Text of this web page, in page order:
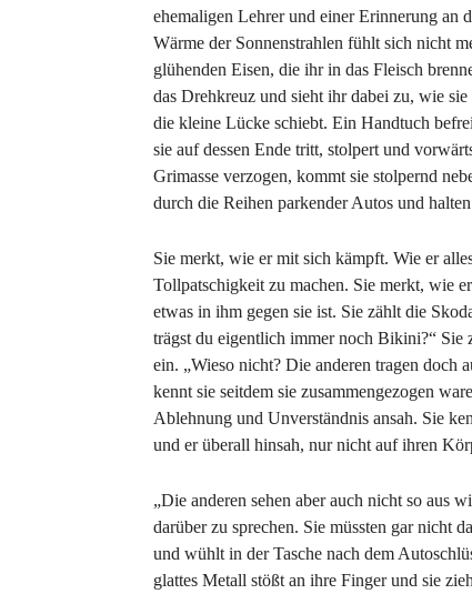
ehemaligen Lehrer und einer Erinnerung an
Wärme der Sonnenstrahlen fühlt sich nicht
glühenden Eisen, die ihr in das Fleisch
das Drehkreuz und sieht ihr dabei zu, wie
die kleine Lücke schiebt. Ein Handtuch
sie auf dessen Ende tritt, stolpert und
Grimasse verzogen, kommt sie stolpernd
durch die Reihen parkender Autos und
Sie merkt, wie er mit sich kämpft. Wie er
Tollpatschigkeit zu machen. Sie merkt, wie
etwas in ihm gegen sie ist. Sie zählt die
trägst du eigentlich immer noch Bikini?“
ein. „Wieso nicht? Die anderen tragen doch
kennt sie seitdem sie zusammengezogen
Ablehnung und Unverständnis ansah. Sie
und er überall hinsah, nur nicht auf ihren
„Die anderen sehen aber auch nicht so aus
darüber zu sprechen. Sie müssten gar nicht
und wühlt in der Tasche nach dem
glattes Metall stößt an ihre Finger und sie